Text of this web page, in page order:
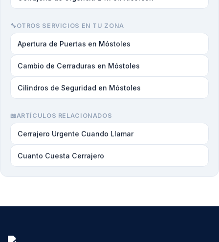
🔧OTROS SERVICIOS EN TU ZONA
Apertura de Puertas en Móstoles
Cambio de Cerraduras en Móstoles
Cilindros de Seguridad en Móstoles
📖ARTÍCULOS RELACIONADOS
Cerrajero Urgente Cuando Llamar
Cuanto Cuesta Cerrajero